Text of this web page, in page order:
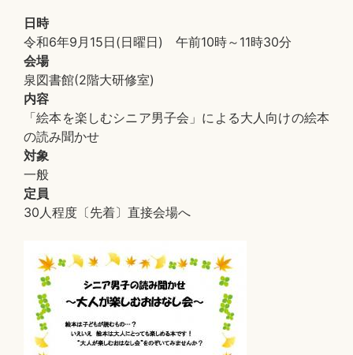
日時
令和6年9月15日(日曜日) 午前10時～11時30分
会場
泉図書館(2階大研修室)
内容
「絵本を楽しむシニア男子会」による大人向けの絵本
の読み聞かせ
対象
一般
定員
30人程度〔先着〕直接会場へ